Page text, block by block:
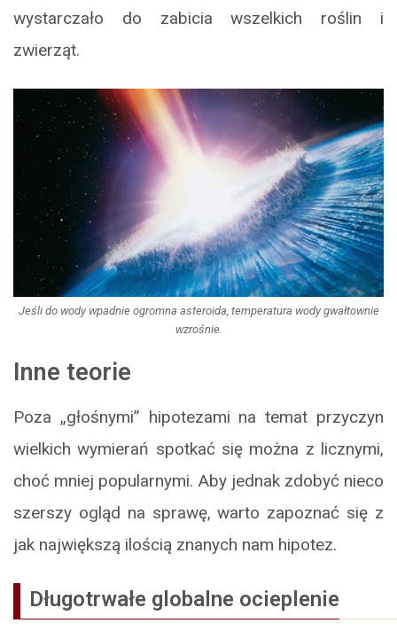
wystarczało do zabicia wszelkich roślin i
zwierząt.
Jeśli do wody wpadnie ogromna asteroida, temperatura wody gwałtownie
wzrośnie.
Inne teorie
Poza „głośnymi” hipotezami na temat przyczyn
wielkich wymierań spotkać się można z licznymi,
choć mniej popularnymi. Aby jednak zdobyć nieco
szerszy ogląd na sprawę, warto zapoznać się z
jak największą ilością znanych nam hipotez.
Długotrwałe globalne ocieplenie